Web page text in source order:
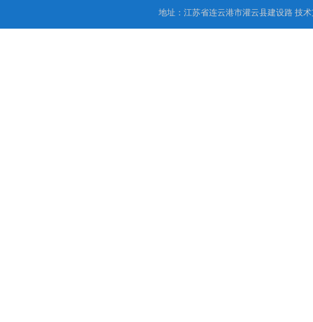
地址：江苏省连云港市灌云县建设路 技